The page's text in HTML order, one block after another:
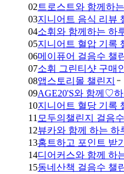
02 트로스트와 함께하
03지니어트 음식 리뷰
04소휘와 함께하는 하
05지니어트 혈압 기록
06메이퓨어 걸음수 챌
07소휘 그린티샷 구매
08앱스토리몰 챌린지
09AGE20'S와 함께♡하
10지니어트 혈당 기록
11 모두의챌린지 걸음
12뷰카와 함께 하는 하
13홈트하고 포인트 받
14디어커스와 함께 하
15동네산책 걸음수 챌